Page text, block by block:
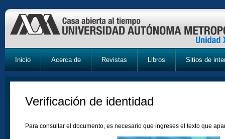
Inicio Acerca de Revistas Libros Sitios de
Verificación de identidad
Para consultar el documento, es necesario que ingreses el texto que